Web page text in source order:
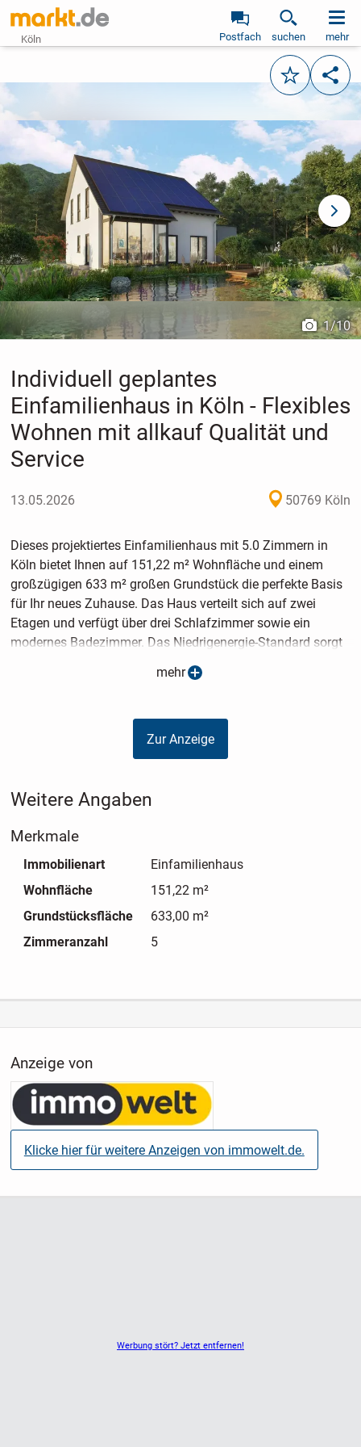
Köln Postfach suchen mehr
Merken
vorheriges Bild
1/10
Individuell geplantes
Einfamilienhaus in Köln - Flexibles
Wohnen mit allkauf Qualität und
Service
13.05.2026 50769 Köln
Dieses projektiertes Einfamilienhaus mit 5.0 Zimmern in
Köln bietet Ihnen auf 151,22 m² Wohnfläche und einem
großzügigen 633 m² großen Grundstück die perfekte Basis
für Ihr neues Zuhause. Das Haus verteilt sich auf zwei
Etagen und verfügt über drei Schlafzimmer sowie ein
modernes Badezimmer. Das Niedrigenergie-Standard sorgt
für energieeffizientes Wohnen und schont die Umwelt. Wir
bauen Ihr Haus ganz nach Ihren Wünschen und
rundum wohlfühlen können.
mehr
Zur Anzeige
Weitere Angaben
Merkmale
Immobilienart
Einfamilienhaus
Wohnfläche
151,22 m²
Grundstücksfläche
633,00 m²
Zimmeranzahl
5
Werbung stört? Jetzt entfernen!
Anzeige von
Klicke hier für weitere Anzeigen von immowelt.de.